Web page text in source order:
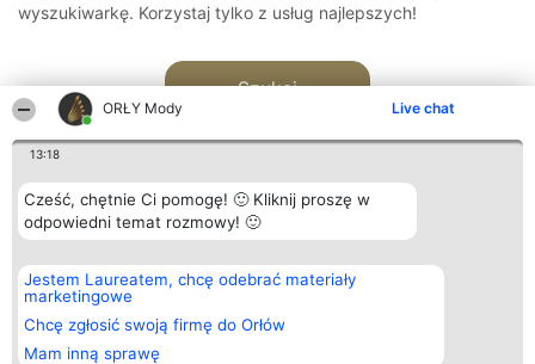
ORŁY Mody Live chat
13:18
Cześć, chętnie Ci pomogę! 🙂 Kliknij proszę w
odpowiedni temat rozmowy! 🙂
Jestem Laureatem, chcę odebrać materiały
marketingowe
Chcę zgłosić swoją firmę do Orłów
Mam inną sprawę
wyszukiwarkę. Korzystaj tylko z usług najlepszych!
Szukaj
Organizator plebiscytu
Bright Side Solutions sp. z o.
o. sp. k.
ul. Ruska 22
Wrocław 50-079
KRS 0000749100 | Regon
Plebiscyt
Laureaci
wszystkich
Laureatów
Kontakt
Kontakt